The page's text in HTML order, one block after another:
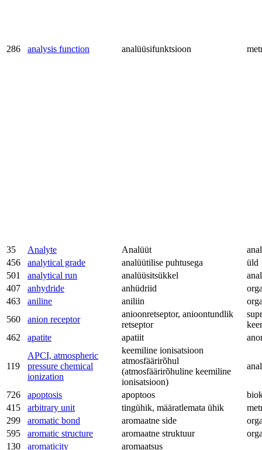
286 analysis function analüüsifunktsioon
35 Analyte Analüüt
456
analytical grade analüütilise puhtusega
üld
501
analytical run analüüsitsükkel
407
anhydride anhüdriid
463
aniline aniliin
560
anion receptor
anioonretseptor, anioontundlik
retseptor
462
apatite apatiit
119
APCI, atmospheric
pressure chemical
ionization
keemiline ionisatsioon
atmosfäärirõhul
(atmosfäärirõhuline keemiline
ionisatsioon)
726 apoptosis apoptoos
415
arbitrary unit tingühik, määratlemata ühik
299
aromatic bond aromaatne side
595
aromatic structure aromaatne struktuur
130
aromaticity aromaatsus